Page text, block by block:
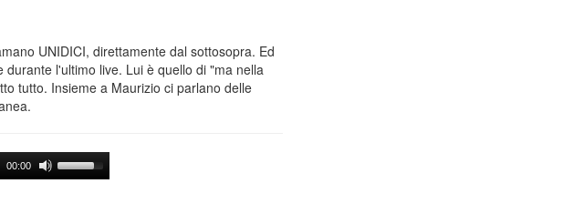
UNIDICI, direttamente dal sottosopra. Ed
l'ultimo live. Lui è quello di "ma nella
tutto. Insieme a Maurizio ci parlano delle
00:00